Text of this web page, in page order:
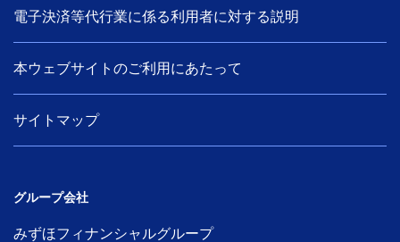
電子決済等代行業に係る利用者に対する説明
本ウェブサイトのご利用にあたって
サイトマップ
グループ会社
みずほフィナンシャルグループ